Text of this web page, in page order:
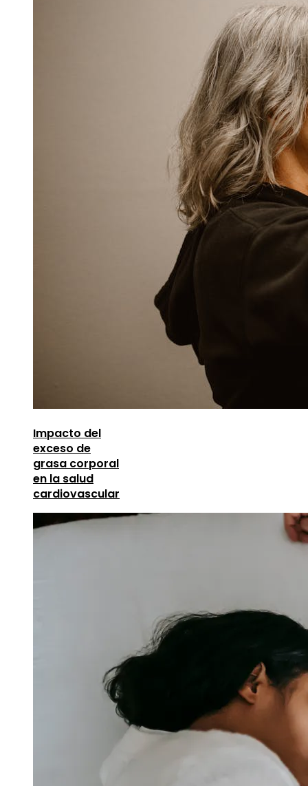
Impacto del
exceso de
grasa corporal
en la salud
cardiovascular